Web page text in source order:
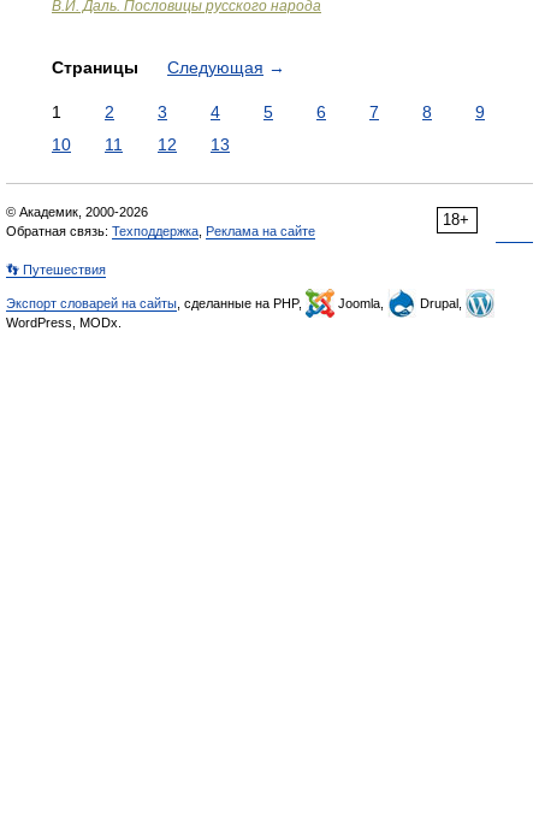
В.И. Даль. Пословицы русского народа
Страницы Следующая →
1 2 3 4 5 6 7 8
9
10
11 12 13
18+
© Академик, 2000-2026
Обратная связь: Техподдержка Реклама на сайте
👣 Путешествия
Экспорт словарей на сайты , сделанные на PHP, Joomla,
Drupal,
WordPress, MODx.